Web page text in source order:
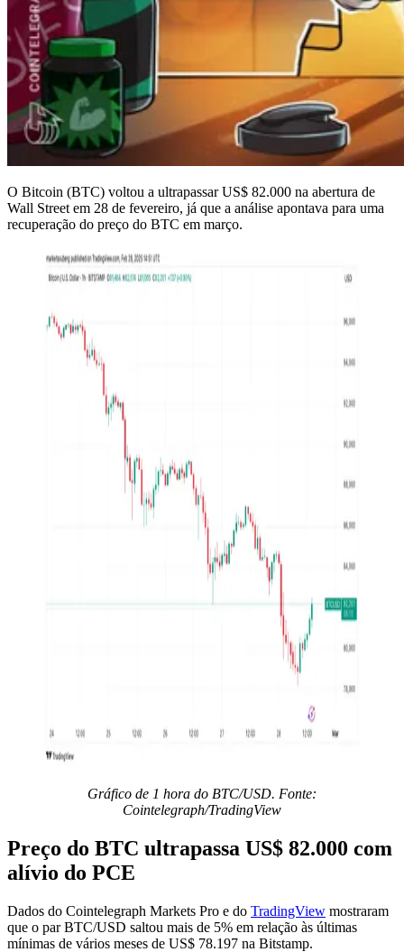
O Bitcoin (BTC) voltou a ultrapassar US$ 82.000 na abertura de
Wall Street em 28 de fevereiro, já que a análise apontava para uma
recuperação do preço do BTC em março.
Gráfico de 1 hora do BTC/USD. Fonte:
Cointelegraph/TradingView
Preço do BTC ultrapassa US$ 82.000 com
alívio do PCE
Dados do Cointelegraph Markets Pro e do TradingView mostraram
que o par BTC/USD saltou mais de 5% em relação às últimas
mínimas de vários meses de US$ 78.197 na Bitstamp.